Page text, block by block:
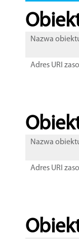
Nazwa
Adres URI
Nazwa
Adres URI